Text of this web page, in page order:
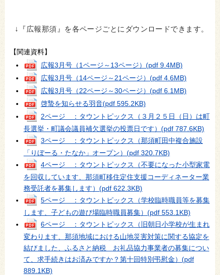
↓『広報那須』を各ページごとにダウンロードできます。
【関連資料】
広報3月号（1ページ～13ページ） (pdf 9.4MB)
広報3月号（14ページ～21ページ） (pdf 4.6MB)
広報3月号（22ページ～30ページ） (pdf 6.1MB)
啓蟄を知らせる羽音(pdf 595.2KB)
2ページ ：タウントピックス（３月２５日（日）は町
長選挙・町議会議員補欠選挙の投票日です） (pdf 787.6KB)
3ページ ：タウントピックス（那須町田中複合施設
「りぼーる・たなか」オープン） (pdf 320.7KB)
4ページ ：タウントピックス（不要になった小型家電
を回収しています、那須町移住定住支援コーディネーター業
務受託者を募集します） (pdf 622.3KB)
5ページ ：タウントピックス（学校臨時職員等を募集
します、子どもの遊び場臨時職員募集） (pdf 553.1KB)
6ページ ：タウントピックス（旧朝日小学校が生まれ
変わります、那須地域における山地災害対策に関する協定を
結びました、ふるさと納税 お礼品協力事業者の募集につい
て、求手続きはお済みですか？第十回特別弔慰金） (pdf
889.1KB)